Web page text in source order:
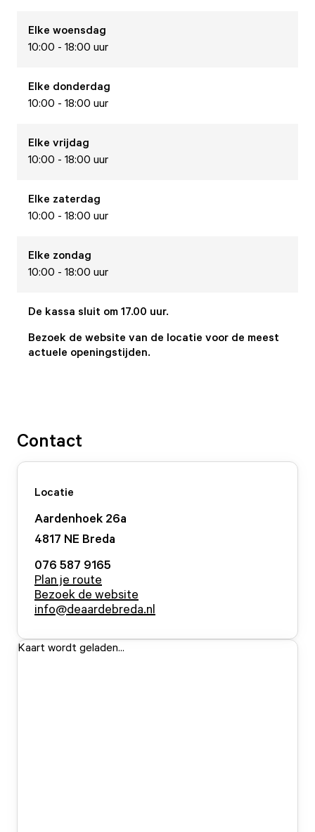
Elke woensdag
10:00 - 18:00 uur
Elke donderdag
10:00 - 18:00 uur
Elke vrijdag
10:00 - 18:00 uur
Elke zaterdag
10:00 - 18:00 uur
Elke zondag
10:00 - 18:00 uur
De kassa sluit om 17.00 uur.
Bezoek de website van de locatie voor de meest
actuele openingstijden.
Contact
Locatie
Aardenhoek 26a
4817 NE Breda
076 587 9165
Plan je route
Bezoek de website
info@deaardebreda.nl
Kaart wordt geladen...